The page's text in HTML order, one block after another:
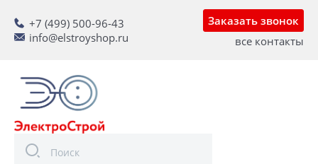
+7 (499) 500-96-43
info@elstroyshop.ru
Заказать звонок
все контакты